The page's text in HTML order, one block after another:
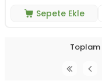
Sepete Ekle
Toplam